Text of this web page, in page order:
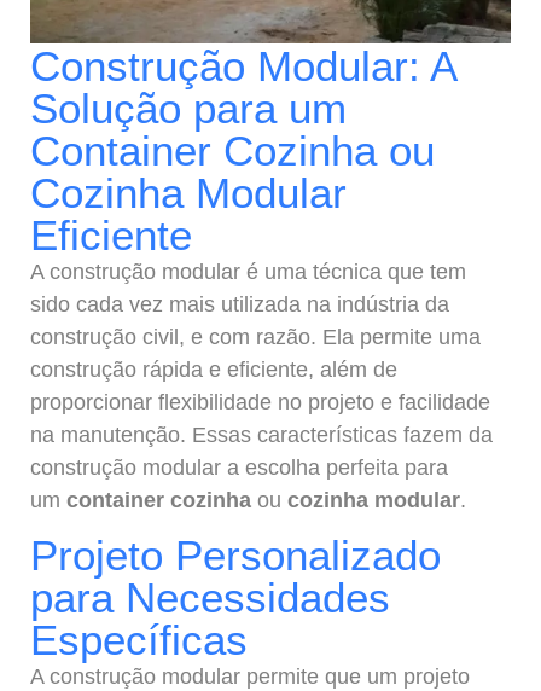
Construção Modular: A
Solução para um
Container Cozinha ou
Cozinha Modular
Eficiente
A construção modular é uma técnica que tem
sido cada vez mais utilizada na indústria da
construção civil, e com razão. Ela permite uma
construção rápida e eficiente, além de
proporcionar flexibilidade no projeto e facilidade
na manutenção. Essas características fazem da
construção modular a escolha perfeita para
um container cozinha ou cozinha modular.
Projeto Personalizado
para Necessidades
Específicas
A construção modular permite que um projeto